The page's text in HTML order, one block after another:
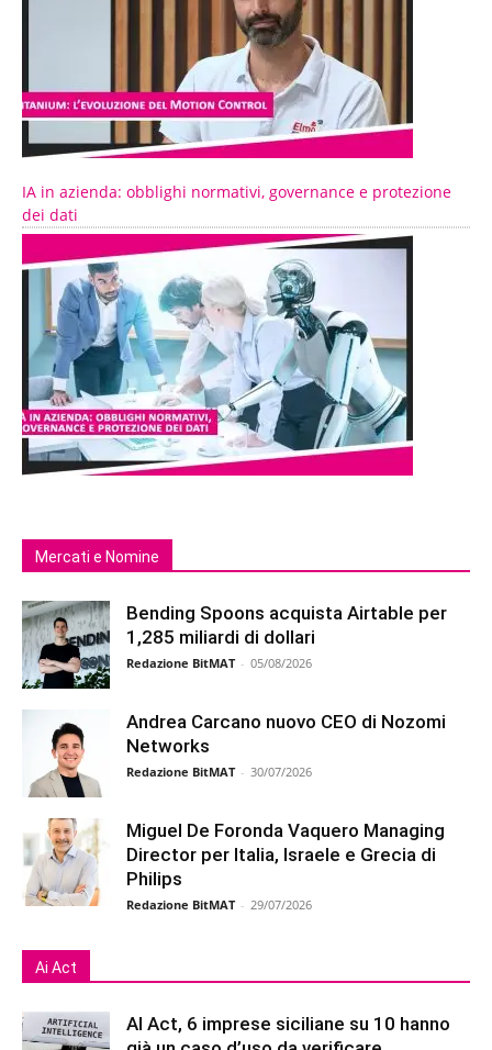
IA in azienda: obblighi normativi, governance e protezione
dei dati
Mercati e Nomine
Bending Spoons acquista Airtable per
1,285 miliardi di dollari
Redazione BitMAT - 05/08/2026
Andrea Carcano nuovo CEO di Nozomi
Networks
Redazione BitMAT - 30/07/2026
Miguel De Foronda Vaquero Managing
Director per Italia, Israele e Grecia di
Philips
Redazione BitMAT - 29/07/2026
Ai Act
AI Act, 6 imprese siciliane su 10 hanno